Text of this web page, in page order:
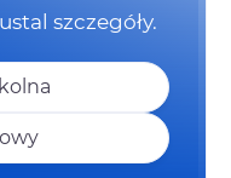
szczegóły.